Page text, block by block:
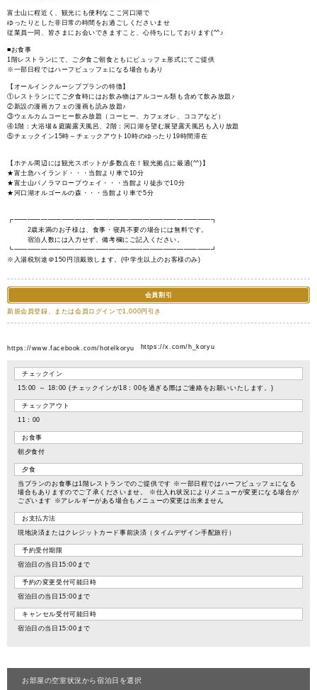
u
s
富士山に程近く、観光にも便利なここ河口湖で
ゆったりとした非日常の時間をお過ごしくださいませ
従業員一同、皆さまにお会いできますこと、心待ちにしております(^^♪
■お食事
1階レストランにて、ご夕食ご朝食ともにビュッフェ形式にてご提供
※一部日程ではハーフビュッフェになる場合もあり
【オールインクルーシブプランの特徴】
①レストランにてご夕食時にはお飲み物はアルコール類も含めて飲み放題♪
②新設の漫画カフェの漫画も読み放題♪
③ウェルカムコーヒー飲み放題（コーヒー、カフェオレ、ココアなど）
④1階：大浴場＆庭園露天風呂、2階：河口湖を望む展望露天風呂も入り放題
⑤チェックイン15時～チェックアウト10時のゆったり19時間滞在
【ホテル周辺には観光スポットが多数点在！観光拠点に最適(^^)】
★富士急ハイランド・・・当館より車で10分
★富士山パノラマロープウェイ・・・当館より徒歩で10分
★河口湖オルゴールの森・・・当館より車で5分
┏━━━━━━━━━━━━━━━━━━━━━━━━━━━━━┓
2歳未満のお子様は、食事・寝具不要の場合には無料です。
宿泊人数には入力せず、備考欄にご記入ください。
┗━━━━━━━━━━━━━━━━━━━━━━━━━━━━━┛
※入湯税別途＠150円頂戴致します。(中学生以上のお客様のみ)
会員割引
新規会員登録、または会員ログインで1,000円引き
https://www.facebook.com/hotelkoryu https://x.com/h_koryu
チェックイン
15:00 ～ 18:00 (チェックインが18：00を過ぎる際はご連絡をお願いいたします。)
チェックアウト
11：00
お食事
朝夕食付
夕食
当プランのお食事は1階レストランでのご提供です ※一部日程ではハーフビュッフェになる
場合もありますのでご了承くださいませ。 ※仕入れ状況によりメニューが変更になる場合が
ございます ※アレルギーがある場合もメニューの変更は出来ません
お支払方法
現地決済またはクレジットカード事前決済（タイムデザイン手配旅行）
予約受付期限
宿泊日の当日15:00まで
予約の変更受付可能日時
宿泊日の当日15:00まで
キャンセル受付可能日時
宿泊日の当日15:00まで
お部屋の空室状況から宿泊日を選択